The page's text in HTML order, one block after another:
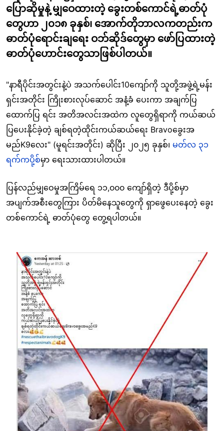
ပြောဆိုမှုနဲ့ မျှဝေထားတဲ့ ခွေးတစ်ကောင်ရဲ့ဓာတ်ပုံ
တွေဟာ ၂၀၁၈ ခုနှစ်၊ အောက်တိုဘာလကတည်းက
ဓာတ်ပုံရောင်းချရေး ဝဘ်ဆိုဒ်တွေမှာ ဖော်ပြထားတဲ့
ဓာတ်ပုံဟောင်းတွေသာဖြစ်ပါတယ်။
"နာရီပိုင်းအတွင်းနဲ့ပဲ အသက်ပေါင်း10ကျော်ကို သူတို့အဖွဲ့ရဲ့မန်း
ရှင်းအတိုင်း ကြိုးစားလုပ်ဆောင် အနံ့ခံ ပေးကာ အချက်ပြ
ထောက်ပြ ရင်း အတိအလင်းအထဲက လူတွေရှိရာကို ကယ်ဆယ်
ပြပေးနိုင်ခဲ့တဲ့ ချစ်ရတဲ့ထိုင်းကယ်ဆယ်ရေး Bravoခွေးအ
မည်K9လေး" (မူရင်းအတိုင်း) ဆိုပြီး ၂၀၂၅ ခုနှစ်၊ မတ်လ ၃၁
ရက်ကပို့စ်မှာ ရေးသားထားပါတယ်။
ပြန်လည်မျှဝေမှုအကြိမ်ရေ ၁၁,၀၀၀ ကျော်ရှိတဲ့ ဒီပို့စ်မှာ
အပျက်အစီးတွေကြား ပိတ်မိနေသူတွေကို ရှာဖွေပေးနေတဲ့ ခွေး
တစ်ကောင်ရဲ့ ဓာတ်ပုံတွေ တွေ့ရပါတယ်။
Image